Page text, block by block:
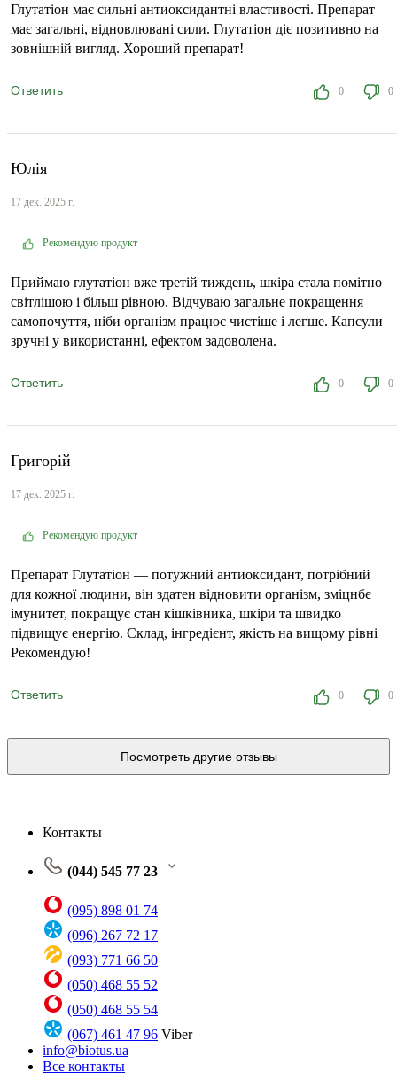
Глутатіон має сильні антиоксидантні властивості. Препарат
має загальні, відновлювані сили. Глутатіон діє позитивно на
зовнішній вигляд. Хороший препарат!
Ответить 0 0
Юлія
17 дек. 2025 г.
Рекомендую продукт
Приймаю глутатіон вже третій тиждень, шкіра стала помітно
світлішою і більш рівною. Відчуваю загальне покращення
самопочуття, ніби організм працює чистіше і легше. Капсули
зручні у використанні, ефектом задоволена.
Ответить 0 0
Григорій
17 дек. 2025 г.
Рекомендую продукт
Препарат Глутатіон — потужний антиоксидант, потрібний
для кожної людини, він здатен відновити організм, зміцнбє
імунитет, покращує стан кішківника, шкіри та швидко
підвищує енергію. Склад, інгредієнт, якість на вищому рівні
Рекомендую!
Ответить 0 0
Посмотреть другие отзывы
Контакты
(044) 545 77 23
(095) 898 01 74
(096) 267 72 17
(093) 771 66 50
(050) 468 55 52
(050) 468 55 54
(067) 461 47 96 Viber
info@biotus.ua
Все контакты